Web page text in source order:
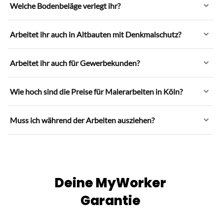
Welche Bodenbeläge verlegt ihr?
Arbeitet ihr auch in Altbauten mit Denkmalschutz?
Arbeitet ihr auch für Gewerbekunden?
Wie hoch sind die Preise für Malerarbeiten in Köln?
Muss ich während der Arbeiten ausziehen?
Deine MyWorker
Garantie